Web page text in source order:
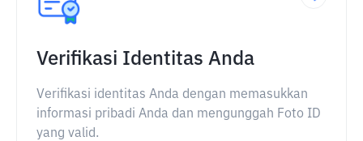
Verifikasi Identitas Anda
Verifikasi identitas Anda dengan memasukkan
informasi pribadi Anda dan mengunggah Foto ID
yang valid.